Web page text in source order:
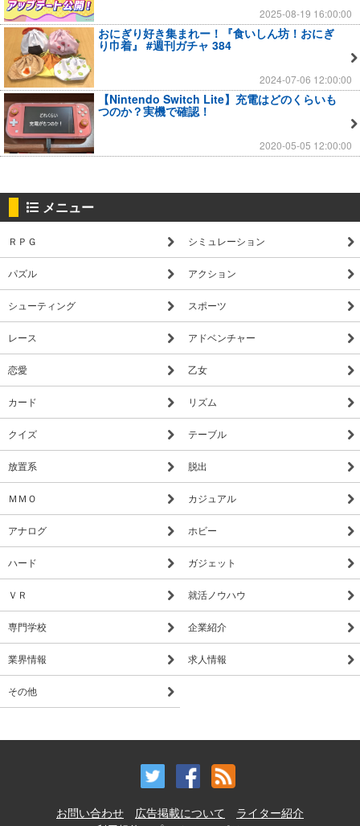
2025-08-19 16:00:00
おにぎり好き集まれー！『食いしん坊！おにぎ
り巾着』 #週刊ガチャ 384
2024-07-06 12:00:00
【Nintendo Switch Lite】充電はどのくらいも
つのか？実機で確認！
2020-05-05 12:00:00
メニュー
ＲＰＧ シミュレーション
パズル アクション
シューティング スポーツ
レース アドベンチャー
恋愛 乙女
カード リズム
クイズ テーブル
放置系 脱出
ＭＭＯ カジュアル
アナログ ホビー
ハード ガジェット
ＶＲ 就活ノウハウ
専門学校 企業紹介
業界情報 求人情報
その他
お問い合わせ 広告掲載について
ライター紹介